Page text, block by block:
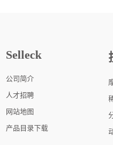
Selleck
公司简介
人才招聘
网站地图
产品目录下载